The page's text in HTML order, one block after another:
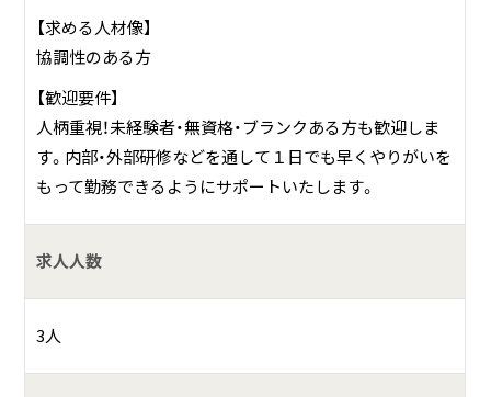
【求める人材像】
協調性のある方
【歓迎要件】
人柄重視！未経験者・無資格・ブランクある方も歓迎しま
す。内部・外部研修などを通して１日でも早くやりがいを
もって勤務できるようにサポートいたします。
求人人数
3人